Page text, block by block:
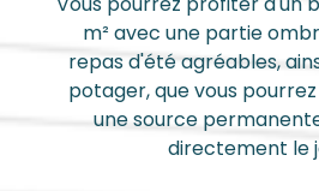
m² avec une partie
repas d'été agréables,
potager, que vous
une source
directement le